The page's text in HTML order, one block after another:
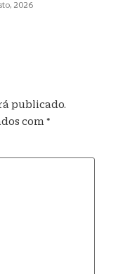
2026
publicado.
com *